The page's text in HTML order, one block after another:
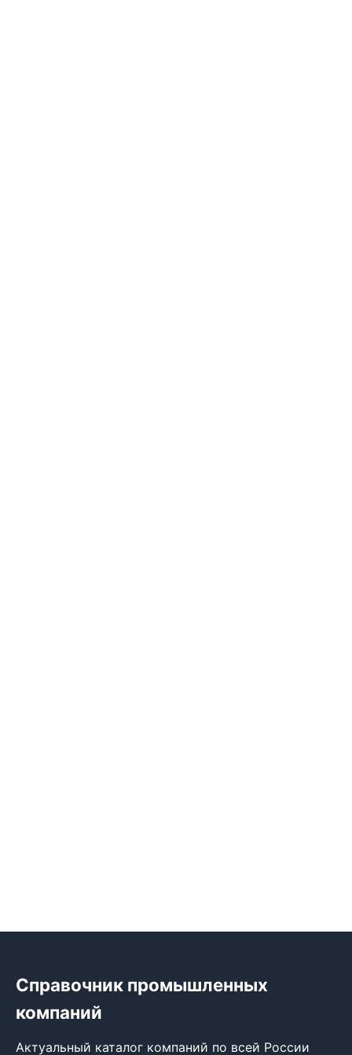
Справочник промышленных
компаний
Актуальный каталог компаний по всей России